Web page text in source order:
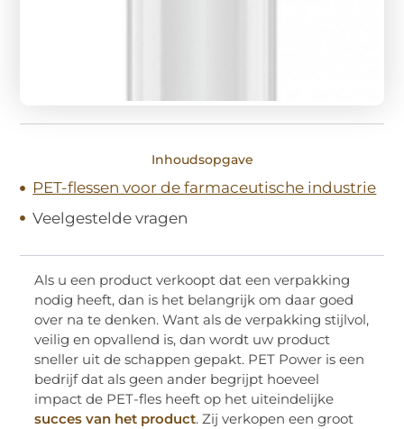
Inhoudsopgave
PET-flessen voor de farmaceutische industrie
Veelgestelde vragen
Als u een product verkoopt dat een verpakking
nodig heeft, dan is het belangrijk om daar goed
over na te denken. Want als de verpakking stijlvol,
veilig en opvallend is, dan wordt uw product
sneller uit de schappen gepakt. PET Power is een
bedrijf dat als geen ander begrijpt hoeveel
impact de PET-fles heeft op het uiteindelijke
succes van het product. Zij verkopen een groot